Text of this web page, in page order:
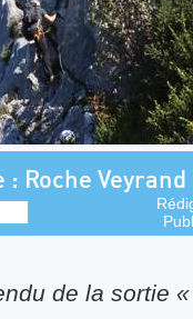
Roche Veyrand
de la sortie